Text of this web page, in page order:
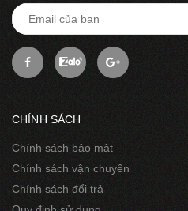
CHÍNH SÁCH
Chính sách bảo mật
Chính sách vận chuyển
Chính sách đổi trả